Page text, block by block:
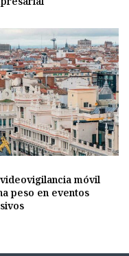
móvil
peso en eventos